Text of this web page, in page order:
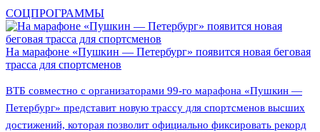
СОЦПРОГРАММЫ
На марафоне «Пушкин — Петербург» появится новая беговая
трасса для спортсменов
ВТБ совместно с организаторами 99-го марафона «Пушкин —
Петербург» представит новую трассу для спортсменов высших
достижений, которая позволит официально фиксировать рекорд